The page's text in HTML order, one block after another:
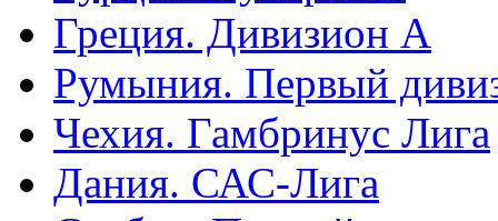
Греция. Дивизион А
Румыния. Первый
Чехия. Гамбринус Лига
Дания. САС-Лига